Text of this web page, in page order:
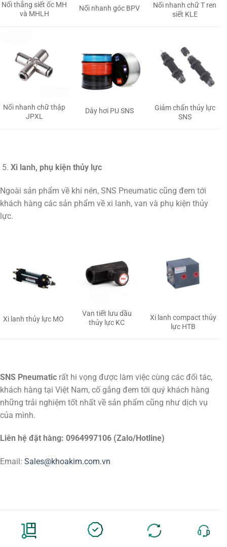
Nối thẳng siết ốc MH
và MHLH
Nối nhanh góc BPV
Nối nhanh chữ T ren
siết KLE
Nối nhanh chữ thập
JPXL
Dây hơi PU SNS
Giảm chấn thủy lực
SNS
Xi lanh, phụ kiện thủy lực
Ngoài sản phẩm về khí nén, SNS Pneumatic cũng đem tới
khách hàng các sản phẩm về xi lanh, van và phụ kiện thủy
lực.
Xi lanh thủy lực MO
Van tiết lưu dầu
thủy lực KC
Xi lanh compact thủy
lực HTB
SNS Pneumatic rất hi vọng được làm việc cùng các đối tác,
khách hàng tại Việt Nam, cố gắng đem tới quý khách hàng
những trải nghiệm tốt nhất về sản phẩm cũng như dịch vụ
của mình.
Liên hệ đặt hàng: 0964997106 (Zalo/Hotline)
Email: Sales@khoakim.com.vn